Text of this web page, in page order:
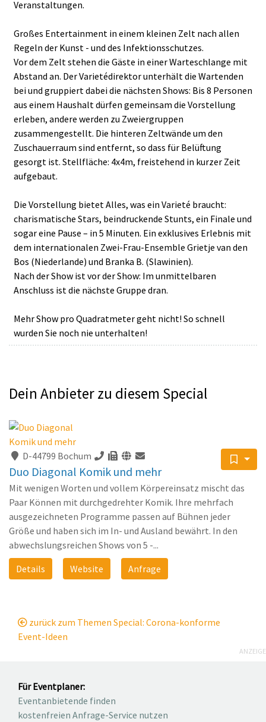
Veranstaltungen.
Großes Entertainment in einem kleinen Zelt nach allen
Regeln der Kunst - und des Infektionsschutzes.
Vor dem Zelt stehen die Gäste in einer Warteschlange mit
Abstand an. Der Varietédirektor unterhält die Wartenden
bei und gruppiert dabei die nächsten Shows: Bis 8 Personen
aus einem Haushalt dürfen gemeinsam die Vorstellung
erleben, andere werden zu Zweiergruppen
zusammengestellt. Die hinteren Zeltwände um den
Zuschauerraum sind entfernt, so dass für Belüftung
gesorgt ist. Stellfläche: 4x4m, freistehend in kurzer Zeit
aufgebaut.
Die Vorstellung bietet Alles, was ein Varieté braucht:
charismatische Stars, beindruckende Stunts, ein Finale und
sogar eine Pause – in 5 Minuten. Ein exklusives Erlebnis mit
dem internationalen Zwei-Frau-Ensemble Grietje van den
Bos (Niederlande) und Branka B. (Slawinien).
Nach der Show ist vor der Show: Im unmittelbaren
Anschluss ist die nächste Gruppe dran.
Mehr Show pro Quadratmeter geht nicht! So schnell
wurden Sie noch nie unterhalten!
Dein Anbieter zu diesem Special
D-44799 Bochum
Duo Diagonal Komik und mehr
Mit wenigen Worten und vollem Körpereinsatz mischt das
Paar Können mit durchgedrehter Komik. Ihre mehrfach
ausgezeichneten Programme passen auf Bühnen jeder
Größe und haben sich im In- und Ausland bewährt. In den
abwechslungsreichen Shows von 5 -...
Details
Website Anfrage
zurück zum Themen Special: Corona-konforme
Event-Ideen
ANZEIGE
Für Eventplaner:
Eventanbietende finden
kostenfreien Anfrage-Service nutzen